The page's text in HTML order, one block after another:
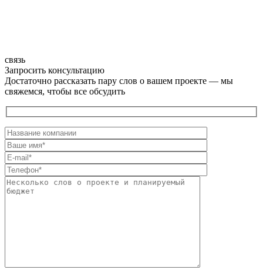
связь
Запросить консультацию
Достаточно рассказать пару слов о вашем проекте — мы
свяжемся, чтобы все обсудить